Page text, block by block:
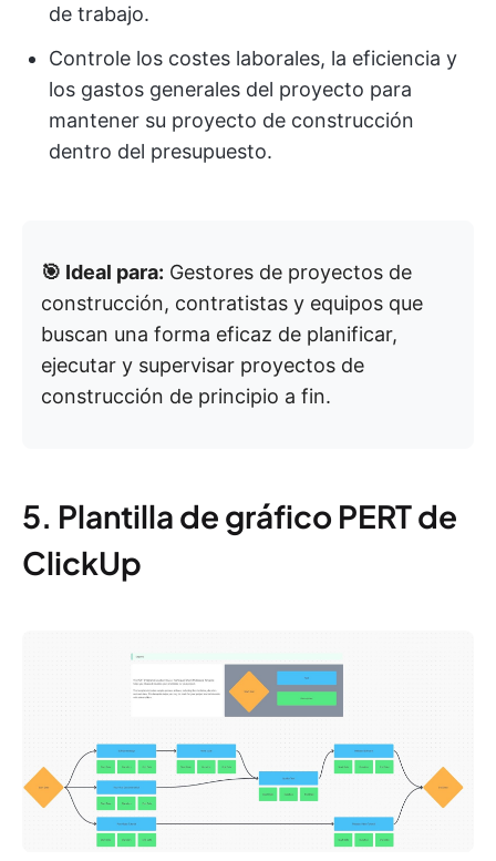
de trabajo.
Controle los costes laborales, la eficiencia y
los gastos generales del proyecto para
mantener su proyecto de construcción
dentro del presupuesto.
🎯 Ideal para: Gestores de proyectos de
construcción, contratistas y equipos que
buscan una forma eficaz de planificar,
ejecutar y supervisar proyectos de
construcción de principio a fin.
5. Plantilla de gráfico PERT de
ClickUp